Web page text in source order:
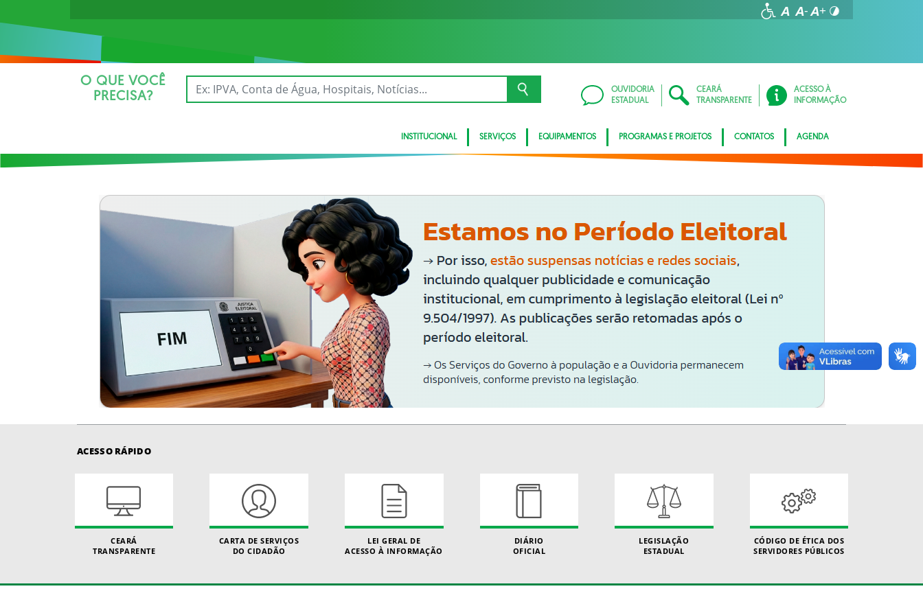
O QUE VOCÊ
PRECISA?
OUVIDORIA
ESTADUAL
CEARÁ
TRANSPARENTE
ACESSO À
INFORMAÇÃO
INSTITUCIONAL SERVIÇOS EQUIPAMENTOS PROGRAMAS E PROJETOS CONTATOS AGENDA
ACESSO RÁPIDO
CEARÁ
TRANSPARENTE
CARTA DE SERVIÇOS
DO CIDADÃO
LEI GERAL DE
ACESSO À INFORMAÇÃO
DIÁRIO
OFICIAL
LEGISLAÇÃO
ESTADUAL
CÓDIGO DE ÉTICA DOS
SERVIDORES PÚBLICOS